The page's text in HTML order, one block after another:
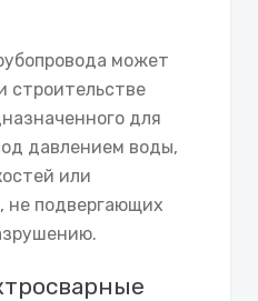
может
строительстве
для
давлением воды,
или
не подвергающих